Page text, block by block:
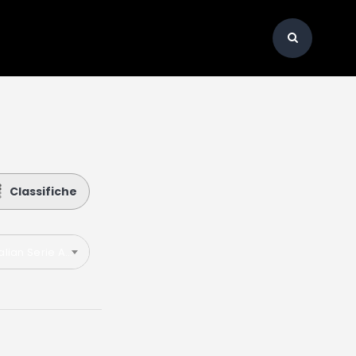
Classifiche
Italian Serie A 2023-2024